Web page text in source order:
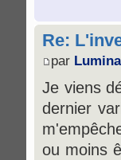
Re:
par Lumina
Je viens
dernier
ou moins